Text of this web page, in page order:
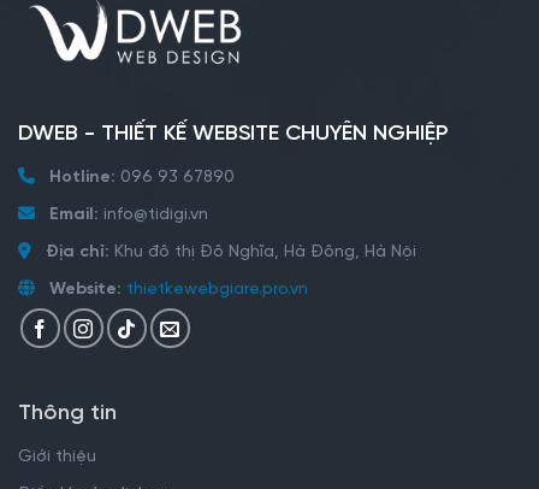
DWEB - THIẾT KẾ WEBSITE CHUYÊN NGHIỆP
Hotline: 096 93 67890
Email: info@tidigi.vn
Địa chỉ: Khu đô thị Đô Nghĩa, Hà Đông, Hà Nội
Website: thietkewebgiare.pro.vn
Thông tin
Giới thiệu